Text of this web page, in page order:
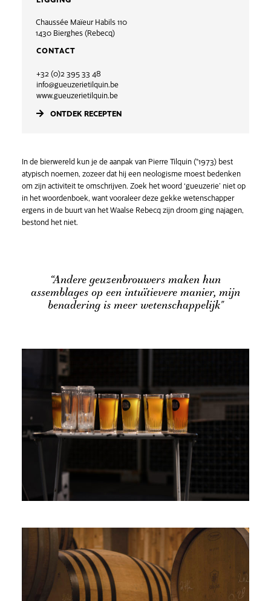
Chaussée Maïeur Habils 110
1430 Bierghes (Rebecq)
CONTACT
+32 (0)2 395 33 48
info@gueuzerietilquin.be
www.gueuzerietilquin.be
ONTDEK RECEPTEN
In de bierwereld kun je de aanpak van Pierre Tilquin (°1973) best
atypisch noemen, zozeer dat hij een neologisme moest bedenken
om zijn activiteit te omschrijven. Zoek het woord ‘gueuzerie’ niet op
in het woordenboek, want vooraleer deze gekke wetenschapper
ergens in de buurt van het Waalse Rebecq zijn droom ging najagen,
bestond het niet.
“Andere geuzenbrouwers maken hun
assemblages op een intuïtievere manier, mijn
benadering is meer wetenschappelijk"